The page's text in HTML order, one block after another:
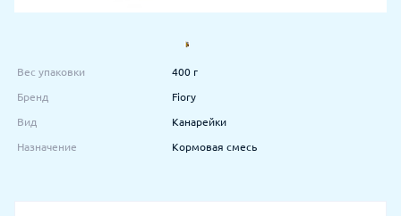
Вес упаковки 400 г
Бренд Fiory
Вид Канарейки
Назначение Кормовая смесь